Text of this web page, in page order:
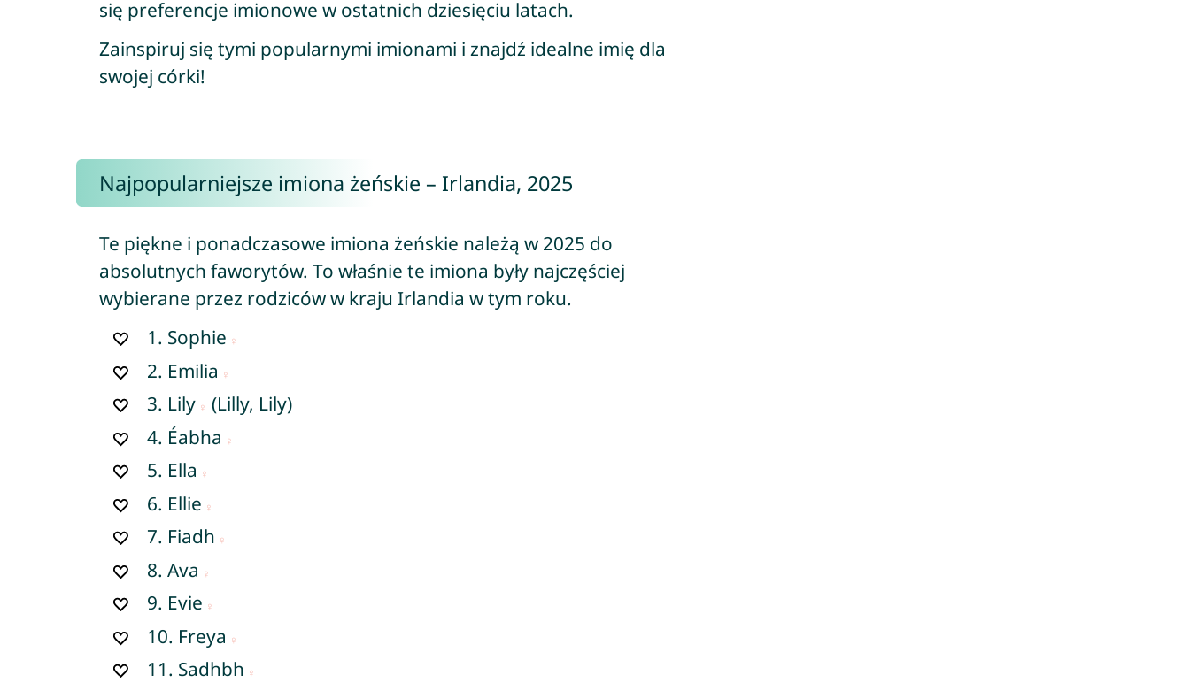
się preferencje imionowe w ostatnich dziesięciu latach.
Zainspiruj się tymi popularnymi imionami i znajdź idealne imię dla
swojej córki!
Najpopularniejsze imiona żeńskie – Irlandia, 2025
Te piękne i ponadczasowe imiona żeńskie należą w 2025 do
absolutnych faworytów. To właśnie te imiona były najczęściej
wybierane przez rodziców w kraju Irlandia w tym roku.
1. Sophie
2. Emilia
3. Lily
(Lilly, Lily)
4. Éabha
5. Ella
6. Ellie
7. Fiadh
8.Ava
9. Evie
10. Freya
11. Sadhbh